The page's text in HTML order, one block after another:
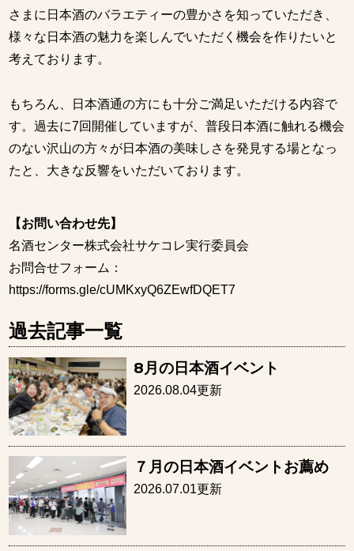
さまに日本酒のバラエティーの豊かさを知っていただき、
様々な日本酒の魅力を楽しんでいただく機会を作りたいと
考えております。
もちろん、日本酒通の方にも十分ご満足いただける内容で
す。過去に7回開催していますが、普段日本酒に触れる機会
のない沢山の方々が日本酒の美味しさを発見する場となっ
たと、大きな反響をいただいております。
【お問い合わせ先】
名酒センター株式会社サケコレ実行委員会
お問合せフォーム：
https://forms.gle/cUMKxyQ6ZEwfDQET7
過去記事一覧
8月の日本酒イベント
2026.08.04更新
７月の日本酒イベントお薦め
2026.07.01更新